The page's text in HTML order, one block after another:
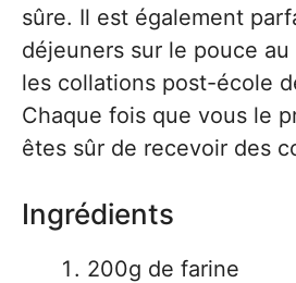
sûre. Il est également
déjeuners sur le pouce
les collations post-école
Chaque fois que vous le
êtes sûr de recevoir des
Ingrédients
200g de farine